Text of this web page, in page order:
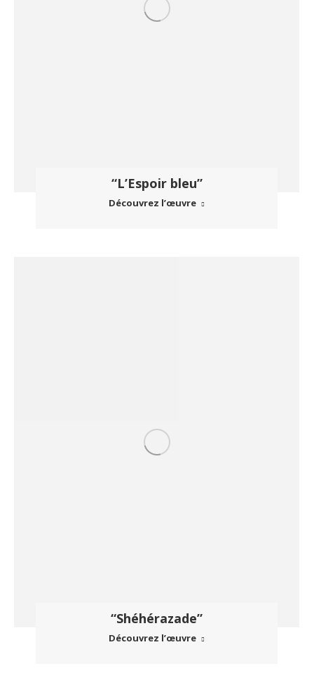
“L’Espoir bleu”
Découvrez l’œuvre
“Shéhérazade”
Découvrez l’œuvre